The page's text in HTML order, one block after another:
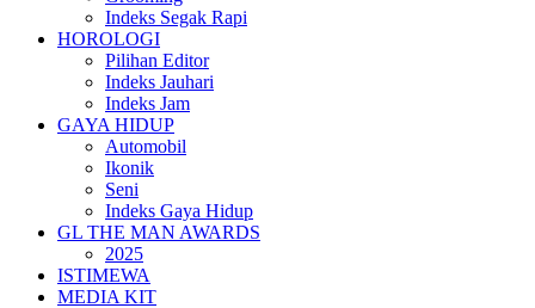
Indeks Segak Rapi
HOROLOGI
Pilihan Editor
Indeks Jauhari
Indeks Jam
GAYA HIDUP
Automobil
Ikonik
Seni
Indeks Gaya Hidup
GL THE MAN AWARDS
2025
ISTIMEWA
MEDIA KIT